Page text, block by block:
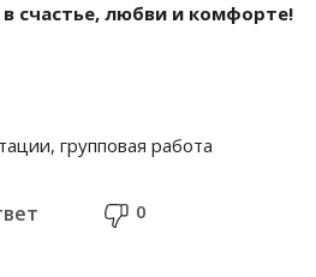
счастье, любви и комфорте!
групповая работа
0